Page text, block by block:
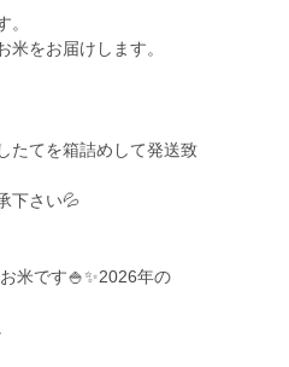
をお届けします。
たてを箱詰めして発送致
下さい💦
米です🍚✨2026年の